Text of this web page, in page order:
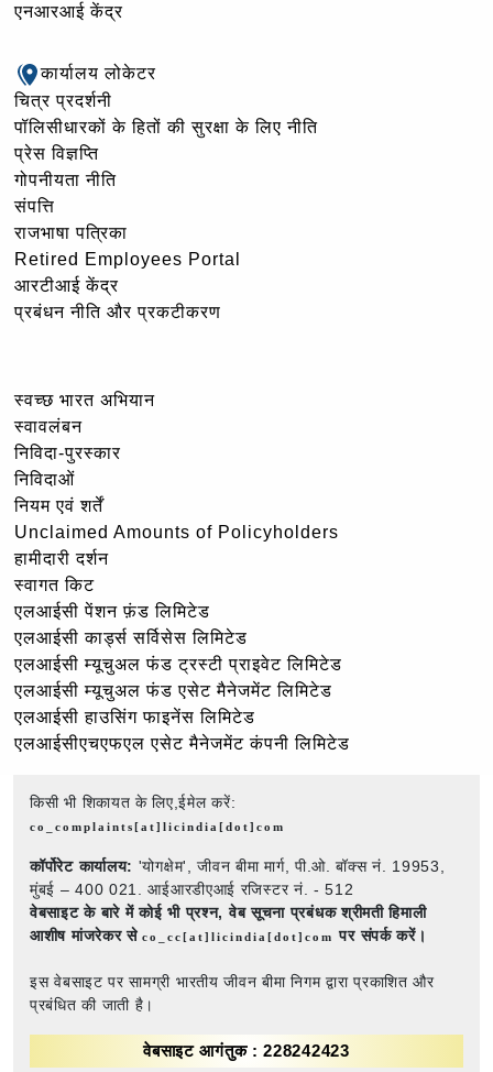
एनआरआई केंद्र
कार्यालय लोकेटर
चित्र प्रदर्शनी
पॉलिसीधारकों के हितों की सुरक्षा के लिए नीति
प्रेस विज्ञप्ति
गोपनीयता नीति
संपत्ति
राजभाषा पत्रिका
Retired Employees Portal
आरटीआई केंद्र
प्रबंधन नीति और प्रकटीकरण
स्वच्छ भारत अभियान
स्वावलंबन
निविदा-पुरस्कार
निविदाओं
नियम एवं शर्तें
Unclaimed Amounts of Policyholders
हामीदारी दर्शन
स्वागत किट
एलआईसी पेंशन फ़ंड लिमिटेड
एलआईसी कार्ड्स सर्विसेस लिमिटेड
एलआईसी म्यूचुअल फंड ट्रस्टी प्राइवेट लिमिटेड
एलआईसी म्यूचुअल फंड एसेट मैनेजमेंट लिमिटेड
एलआईसी हाउसिंग फाइनेंस लिमिटेड
एलआईसीएचएफएल एसेट मैनेजमेंट कंपनी लिमिटेड
किसी भी शिकायत के लिए,ईमेल करें:
co_complaints[at]licindia[dot]com
कॉर्पोरेट कार्यालय: 'योगक्षेम', जीवन बीमा मार्ग, पी.ओ. बॉक्स नं. 19953,
मुंबई – 400 021. आईआरडीएआई रजिस्टर नं. - 512
वेबसाइट के बारे में कोई भी प्रश्न, वेब सूचना प्रबंधक श्रीमती हिमाली
आशीष मांजरेकर सेco_cc[at]licindia[dot]comपर संपर्क करें।
इस वेबसाइट पर सामग्री भारतीय जीवन बीमा निगम द्वारा प्रकाशित और
प्रबंधित की जाती है।
वेबसाइट आगंतुक : 228242423